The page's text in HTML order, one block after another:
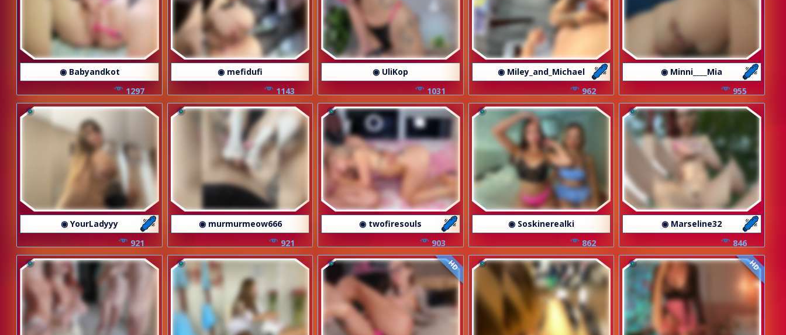
◉ Babyandkot
1297
◉ mefidufi
1143
◉ UliKop
1031
◉ Miley_and_Michael
962
◉ Minni____Mia
955
◉ YourLadyyy
921
◉ murmurmeow666
921
◉ twofiresouls
903
◉ Soskinerealki
862
◉ Marseline32
846
HD HD